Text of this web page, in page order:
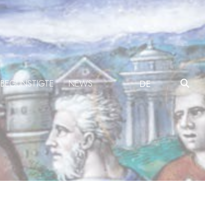
BEGÜNSTIGTE NEWS DE